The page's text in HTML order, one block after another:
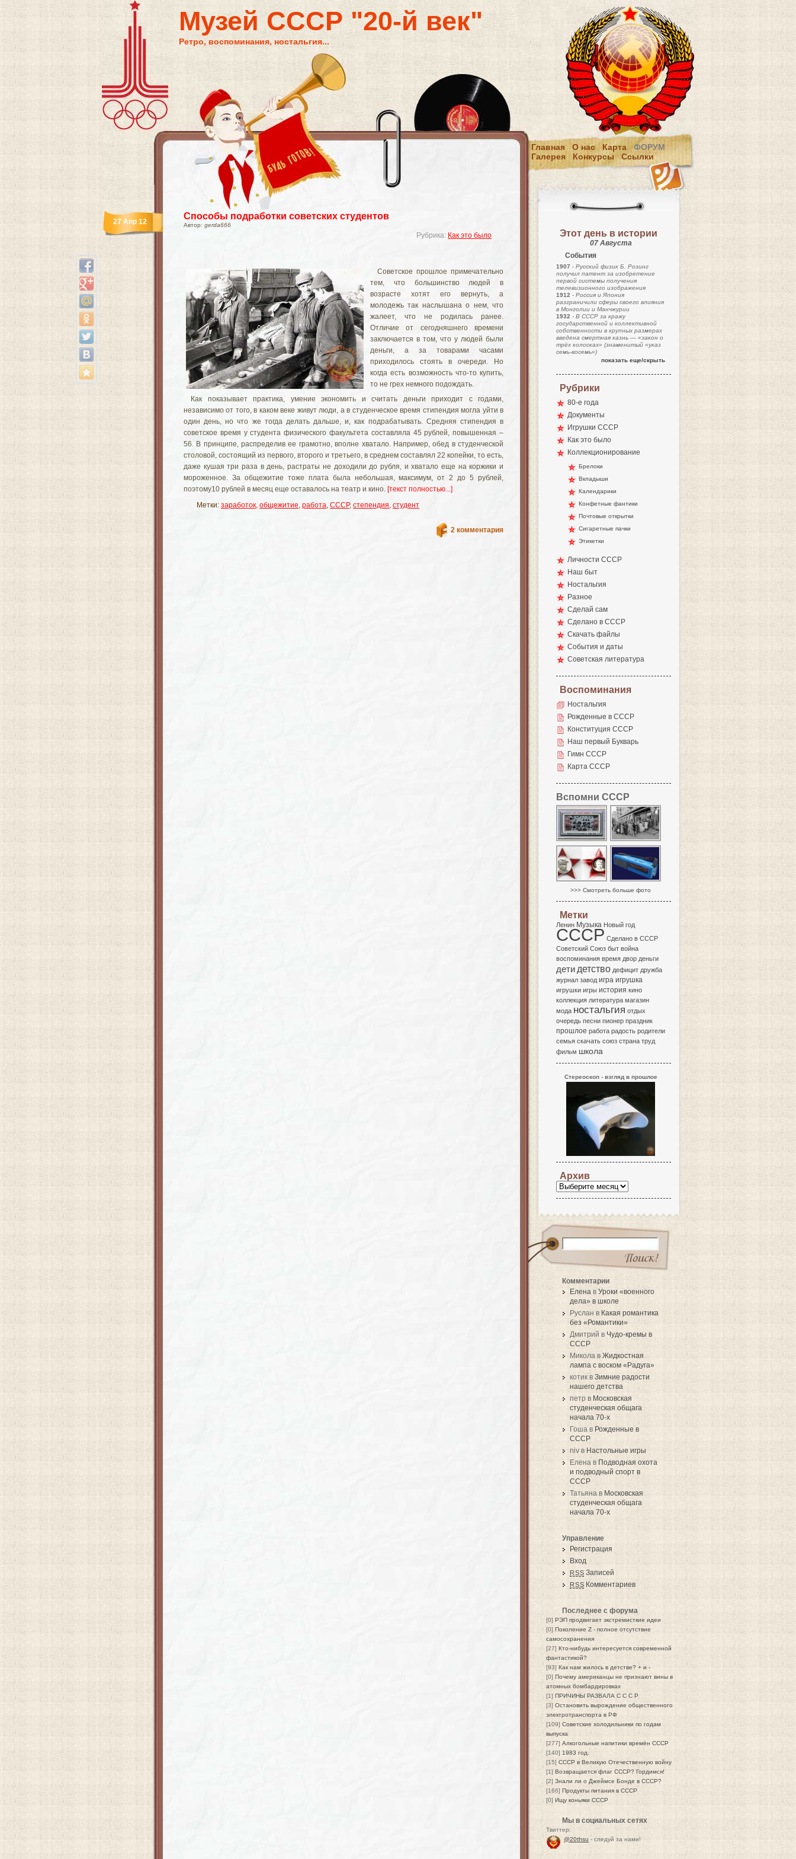
Музей СССР "20-й век"
Ретро, воспоминания, ностальгия...
Главная О нас Карта
ФОРУМ
Галерея
Конкурсы Ссылки
Способы подработки советских студентов
Автор: gerda666
Рубрика: Как это было
27 Апр 12
Советское прошлое примечательно
тем, что большинство людей в
возрасте хотят его вернуть, а
молодежь так наслышана о нем, что
жалеет, что не родилась ранее.
Отличие от сегодняшнего времени
заключается в том, что у людей были
деньги, а за товарами часами
приходилось стоять в очереди. Но
когда есть возможность что-то купить,
то не грех немного подождать.
Как показывает практика, умение экономить и считать деньги приходит с годами,
независимо от того, в каком веке живут люди, а в студенческое время стипендия могла уйти в
один день, но что же тогда делать дальше, и, как подрабатывать. Средняя стипендия в
советское время у студента физического факультета составляла 45 рублей, повышенная –
56. В принципе, распределив ее грамотно, вполне хватало. Например, обед в студенческой
столовой, состоящий из первого, второго и третьего, в среднем составлял 22 копейки, то есть,
даже кушая три раза в день, растраты не доходили до рубля, и хватало еще на коржики и
мороженное. За общежитие тоже плата была небольшая, максимум, от 2 до 5 рублей,
поэтому10 рублей в месяц еще оставалось на театр и кино. [текст полностью...]
Метки: заработок, общежитие, работа, СССР, степендия, студент
2 комментария
Этот день в истории
07 Августа
События
1907 - Русский физик Б. Розинг
получил патент за изобретение
первой системы получения
телевизионного изображения
1912 - Россия и Япония
разграничили сферы своего влияния
в Монголии и Манчжурии
1932 - В СССР за кражу
государственной и коллективной
собственности в крупных размерах
введена смертная казнь — «закон о
трёх колосках» (знаменитый «указ
семь-восемь»)
показать еще/скрыть
Рубрики
80-е года
Документы
Игрушки СССР
Как это было
Коллекционирование
Брелоки
Вкладыши
Календарики
Конфетные фантики
Почтовые открытки
Сигаретные пачки
Этикетки
Личности СССР
Наш быт
Ностальгия
Разное
Сделай сам
Сделано в СССР
Скачать файлы
События и даты
Советская литература
Воспоминания
Ностальгия
Рожденные в СССР
Конституция СССР
Наш первый Букварь
Гимн СССР
Карта СССР
Вспомни СССР
>>> Смотреть больше фото
Метки
Ленин Музыка Новый год
СССР Сделано в СССР
Советский Союз быт война
воспоминания время двор деньги
дети детство дефицит дружба
журнал завод игра игрушка
игрушки игры история кино
коллекция литература магазин
мода ностальгия отдых
очередь песни пионер праздник
прошлое работа радость родители
семья скачать союз страна труд
фильм школа
Стереоскоп - взгляд в прошлое
Архив
Комментарии
Елена в Уроки «военного
дела» в школе
Руслан в Какая романтика
без «Романтики»
Дмитрий в Чудо-кремы в
СССР
Микола в Жидкостная
лампа с воском «Радуга»
котик в Зимние радости
нашего детства
петр в Московская
студенческая общага
начала 70-х
Гоша в Рожденные в
СССР
niv в Настольные игры
Елена в Подводная охота
и подводный спорт в
СССР
Татьяна в Московская
студенческая общага
начала 70-х
Управление
Регистрация
Вход
RSS Записей
RSS Комментариев
Последнее с форума
[0] РЭП продвигает экстремисткие идеи
[0] Поколение Z - полное отсутствие
самосохранения
[27] Кто-нибудь интересуется современной
фантастикой?
[93] Как нам жилось в детстве? + и -
[0] Почему американцы не признают вины в
атомных бомбардировках
[1] ПРИЧИНЫ РАЗВАЛА С С С Р
[3] Остановить вырождение общественного
электротранспорта в РФ
[109] Советские холодильники по годам
выпуска
[277] Алкогольные напитики времён СССР
[140] 1983 год.
[15] СССР в Великую Отечественную войну
[1] Возвращается флаг СССР? Гордимся!
[2] Знали ли о Джеймсе Бонде в СССР?
[166] Продукты питания в СССР
[0] Ищу коньяки СССР
Мы в социальных сетях
Твиттер:
@20thsu - следуй за нами!